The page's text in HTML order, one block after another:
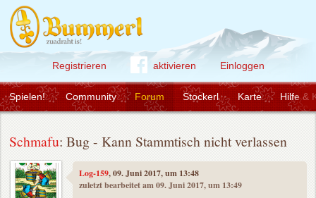
Registrieren aktivieren Einloggen
Community Forum Stockerl Karte Hilfe &
Spielen!
Schmafu: Bug - Kann Stammtisch nicht verlassen
Log-159, 09. Juni 2017, um 13:48
zuletzt bearbeitet am 09. Juni 2017, um 13:49